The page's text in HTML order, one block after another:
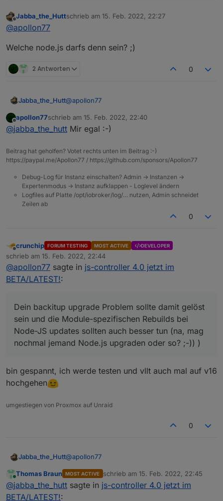
Offline
Jabba_the_Huttschrieb am 15. Feb. 2022, 22:27
zuletzt editiert von
@apollon77
Welche node.js darfs denn sein? ;)
2 Antworten 0
Jabba_the_Hutt@apollon77
Welche node.js darfs denn sein? ;)
Offline
apollon77schrieb am 15. Feb. 2022, 22:40
zuletzt editiert von
@jabba_the_hutt Mir egal :-)
Beitrag hat geholfen? Votet rechts unten im Beitrag :-)
https://paypal.me/Apollon77 / https://github.com/sponsors/Apollon77
Debug-Log für Instanz einschalten? Admin -> Instanzen ->
Expertenmodus -> Instanz aufklappen - Loglevel ändern
Logfiles auf Platte /opt/iobroker/log/… nutzen, Admin schneidet
Zeilen ab
0
Offline
crunchip FORUM TESTING MOST ACTIVE DEVELOPER
schrieb am 15. Feb. 2022, 22:44
zuletzt editiert von
@apollon77 sagte in js-controller 4.0 jetzt im
BETA/LATEST!:
Dein backitup upgrade Problem sollte damit gelöst
sein und die Module-spezifischen Rebuilds bei
Node-JS updates sollten auch besser tun (na, mag
nochmal jemand Node.js upgraden oder so? ;-)) )
bin gespannt, ich werde testen und vllt auch mal auf v16
hochgehen
umgestiegen von Proxmox auf Unraid
0
Jabba_the_Hutt@apollon77
Welche node.js darfs denn sein? ;)
Online
Thomas Braun MOST ACTIVE schrieb am 15. Feb. 2022, 22:45
zuletzt editiert von
@jabba_the_hutt sagte in js-controller 4.0 jetzt im
BETA/LATEST!: